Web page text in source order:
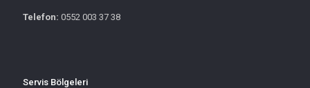
Telefon: 0552 003 37 38
Servis Bölgeleri